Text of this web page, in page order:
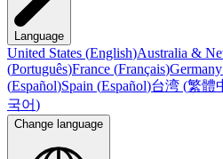
Language
United States (English)Australia &
(Português)France (Français)Germany
(Español)Spain (Español)台湾 (繁體
국어)
Change language